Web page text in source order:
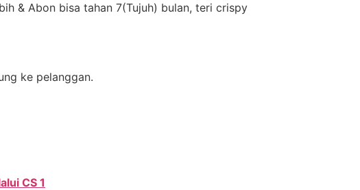
& Abon bisa tahan 7(Tujuh) bulan, teri crispy
ke pelanggan.
CS 1